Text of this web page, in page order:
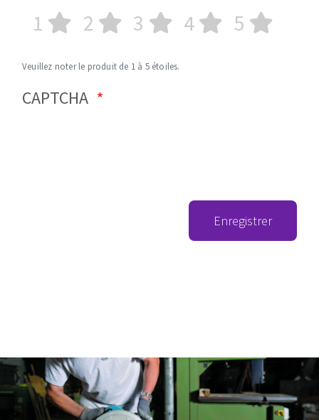
1 2 3 4 5
Veuillez noter le produit de 1 à 5 étoiles.
CAPTCHA
Enregistrer